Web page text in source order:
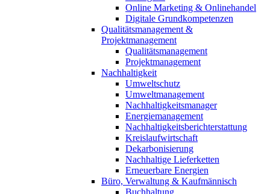
Online Marketing & Onlinehandel
Digitale Grundkompetenzen
Qualitätsmanagement &
Projektmanagement
Qualitätsmanagement
Projektmanagement
Nachhaltigkeit
Umweltschutz
Umweltmanagement
Nachhaltigkeitsmanager
Energiemanagement
Nachhaltigkeitsberichterstattung
Kreislaufwirtschaft
Dekarbonisierung
Nachhaltige Lieferketten
Erneuerbare Energien
Büro, Verwaltung & Kaufmännisch
Buchhaltung